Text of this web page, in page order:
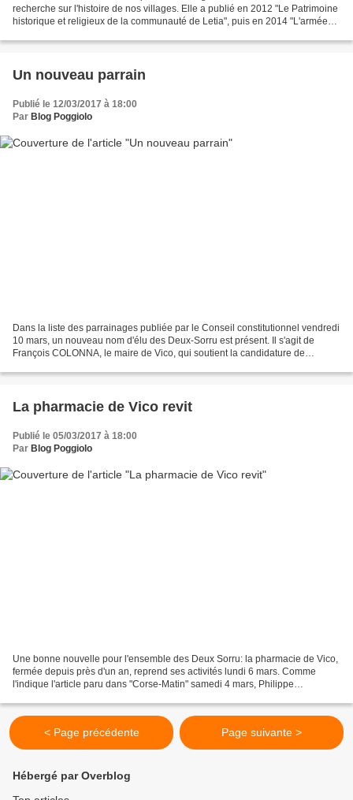
recherche sur l'histoire de nos villages. Elle a publié en 2012 "Le Patrimoine
historique et religieux de la communauté de Letia", puis en 2014 "L'armée
Un nouveau parrain
Publié le 12/03/2017 à 18:00
Par Blog Poggiolo
Dans la liste des parrainages publiée par le Conseil constitutionnel vendredi
10 mars, un nouveau nom d'élu des Deux-Sorru est présent. Il s'agit de
François COLONNA, le maire de Vico, qui soutient la candidature de
La pharmacie de Vico revit
Publié le 05/03/2017 à 18:00
Par Blog Poggiolo
Une bonne nouvelle pour l'ensemble des Deux Sorru: la pharmacie de Vico,
fermée depuis près d'un an, reprend ses activités lundi 6 mars. Comme
l'indique l'article paru dans "Corse-Matin" samedi 4 mars, Philippe
< Page précédente Page suivante >
Hébergé par Overblog